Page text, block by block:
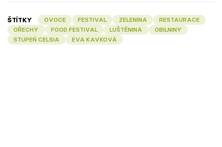
ŠTÍTKY OVOCE FESTIVAL ZELENINA
RESTAURACE
OŘECHY
FOOD FESTIVAL LUŠTĚNINA
OBILNINY
STUPEŇ CELSIA
EVA KAVKOVÁ